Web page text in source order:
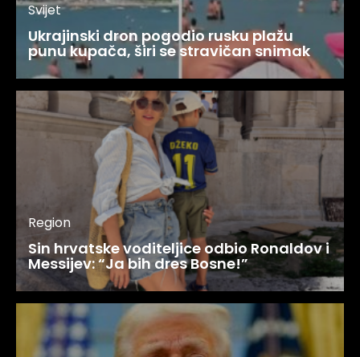
Svijet
Ukrajinski dron pogodio rusku plažu
punu kupača, širi se stravičan snimak
Region
Sin hrvatske voditeljice odbio Ronaldov i
Messijev: “Ja bih dres Bosne!”